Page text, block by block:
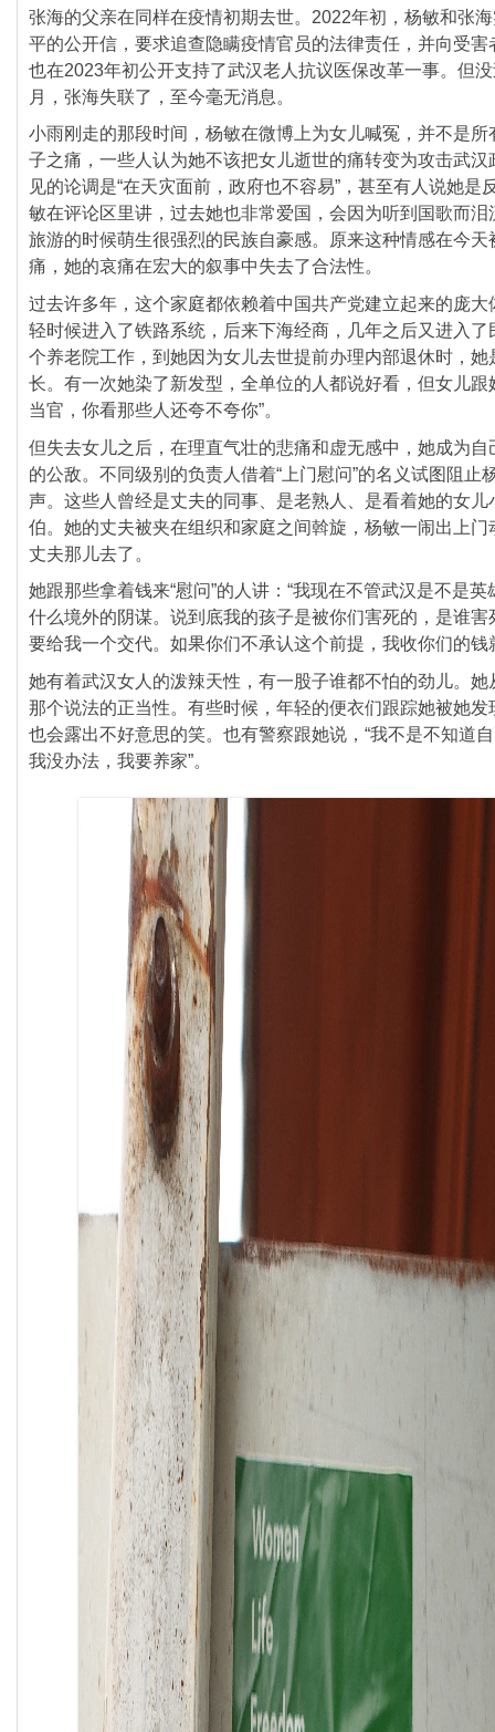
张海的父亲在同样在疫情初期去世。2022年初， 杨敏和张
平的公开信， 要求追查隐瞒疫情官员的法律责任，并向受害
也在2023年初公开支持了武汉老人抗议医保改革一事。 但
月，张海失联了，至今毫无消息。
小雨刚走的那段时间，杨敏在微博上为女儿喊冤， 并不是所
子之痛， 一些人认为她不该把女儿逝世的痛转变为攻击武汉
见的论调是“在天灾面前，政府也不容易”， 甚至有人说她是
敏在评论区里讲， 过去她也非常爱国，会因为听到国歌而泪
旅游的时候萌生很强烈的民族自豪感。
原来这种情感在今
痛， 她的哀痛在宏大的叙事中失去了合法性。
过去许多年， 这个家庭都依赖着中国共产党建立起来的庞大
轻时候进入了铁路系统，后来下海经商， 几年之后又进入
个养老院工作， 到她因为女儿去世提前办理内部退休时，她
长。 有一次她染了新发型，全单位的人都说好看，但女儿跟
当官，你看那些人还夸不夸你”。
但失去女儿之后，在理直气壮的悲痛和虚无感中， 她成为自
的公敌。不同级别的负责人借着“ 上门慰问”的名义试图阻止
声。 这些人曾经是丈夫的同事、是老熟人、 是看着她的女儿
伯。 她的丈夫被夹在组织和家庭之间斡旋，杨敏一闹出上门
丈夫那儿去了。
她跟那些拿着钱来“慰问”的人讲：“我现在不管武汉是不是英
什么境外的阴谋。 说到底我的孩子是被你们害死的，是谁害
要给我一个交代。如果你们不承认这个前提， 我收你们的钱
她有着武汉女人的泼辣天性，有一股子谁都不怕的劲儿。 她
那个说法的正当性。有些时候， 年轻的便衣们跟踪她被她发
也会露出不好意思的笑。也有警察跟她说，“我不是不知道
我没办法，我要养家”。